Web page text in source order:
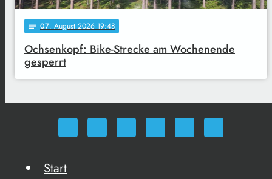
notes 07. August 2026 19:48
Ochsenkopf: Bike-Strecke am Wochenende
gesperrt
Start